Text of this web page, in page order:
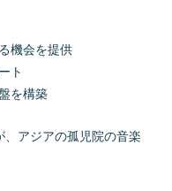
機会を提供
ト
を構築
アジアの孤児院の音楽